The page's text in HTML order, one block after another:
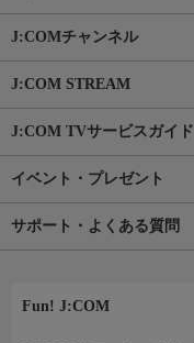
J:COMチャンネル
J:COM STREAM
J:COM TVサービスガイド
イベント・プレゼント
サポート・よくある質問
Fun! J:COM